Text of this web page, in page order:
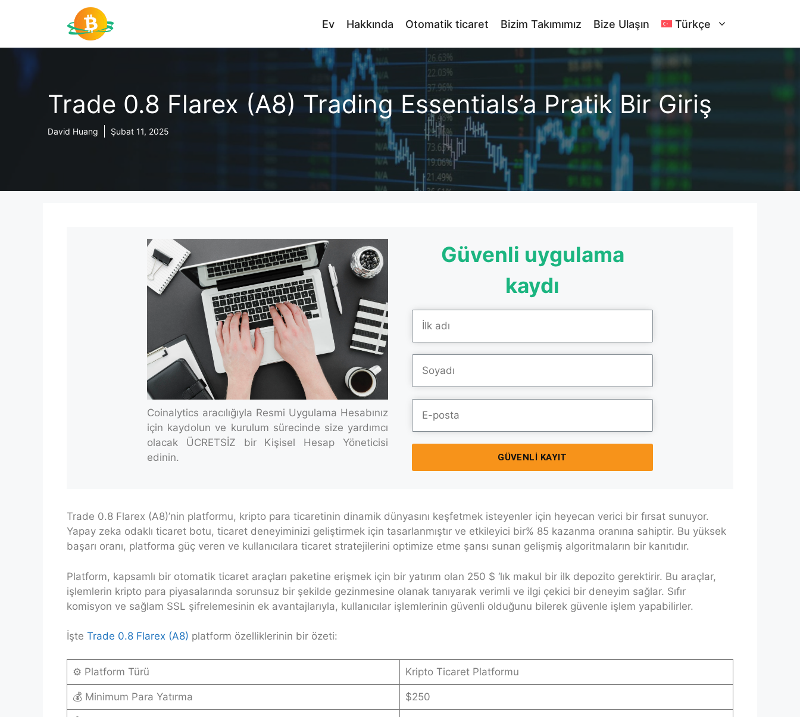
Ev Hakkında Otomatik ticaret Bizim Takımımız Bize Ulaşın Türkçe
Trade 0.8 Flarex (A8) Trading Essentials’a Pratik Bir Giriş
David Huang Şubat 11, 2025
Coinalytics aracılığıyla Resmi Uygulama Hesabınız
için kaydolun ve kurulum sürecinde size yardımcı
olacak ÜCRETSİZ bir Kişisel Hesap Yöneticisi
edinin.
Güvenli uygulama
kaydı
GÜVENLI KAYIT
Trade 0.8 Flarex (A8)’nin platformu, kripto para ticaretinin dinamik dünyasını keşfetmek isteyenler için heyecan verici bir fırsat sunuyor.
Yapay zeka odaklı ticaret botu, ticaret deneyiminizi geliştirmek için tasarlanmıştır ve etkileyici bir% 85 kazanma oranına sahiptir. Bu yüksek
başarı oranı, platforma güç veren ve kullanıcılara ticaret stratejilerini optimize etme şansı sunan gelişmiş algoritmaların bir kanıtıdır.
Platform, kapsamlı bir otomatik ticaret araçları paketine erişmek için bir yatırım olan 250 $ ‘lık makul bir ilk depozito gerektirir. Bu araçlar,
işlemlerin kripto para piyasalarında sorunsuz bir şekilde gezinmesine olanak tanıyarak verimli ve ilgi çekici bir deneyim sağlar. Sıfır
komisyon ve sağlam SSL şifrelemesinin ek avantajlarıyla, kullanıcılar işlemlerinin güvenli olduğunu bilerek güvenle işlem yapabilirler.
İşte Trade 0.8 Flarex (A8) platform özelliklerinin bir özeti:
⚙️ Platform Türü Kripto Ticaret Platformu
💰 Minimum Para Yatırma $250